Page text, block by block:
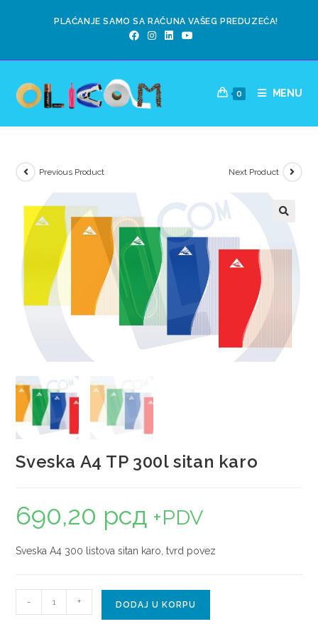
PLAĆANJE SAMO SA RAČUNA VAŠEG PREDUZEĆA!
0 MENU
Previous Product Next Product
Sveska A4 TP 300l sitan karo
690,20 рсд +PDV
Sveska A4 300 listova sitan karo, tvrd povez
- + DODAJ U KORPU